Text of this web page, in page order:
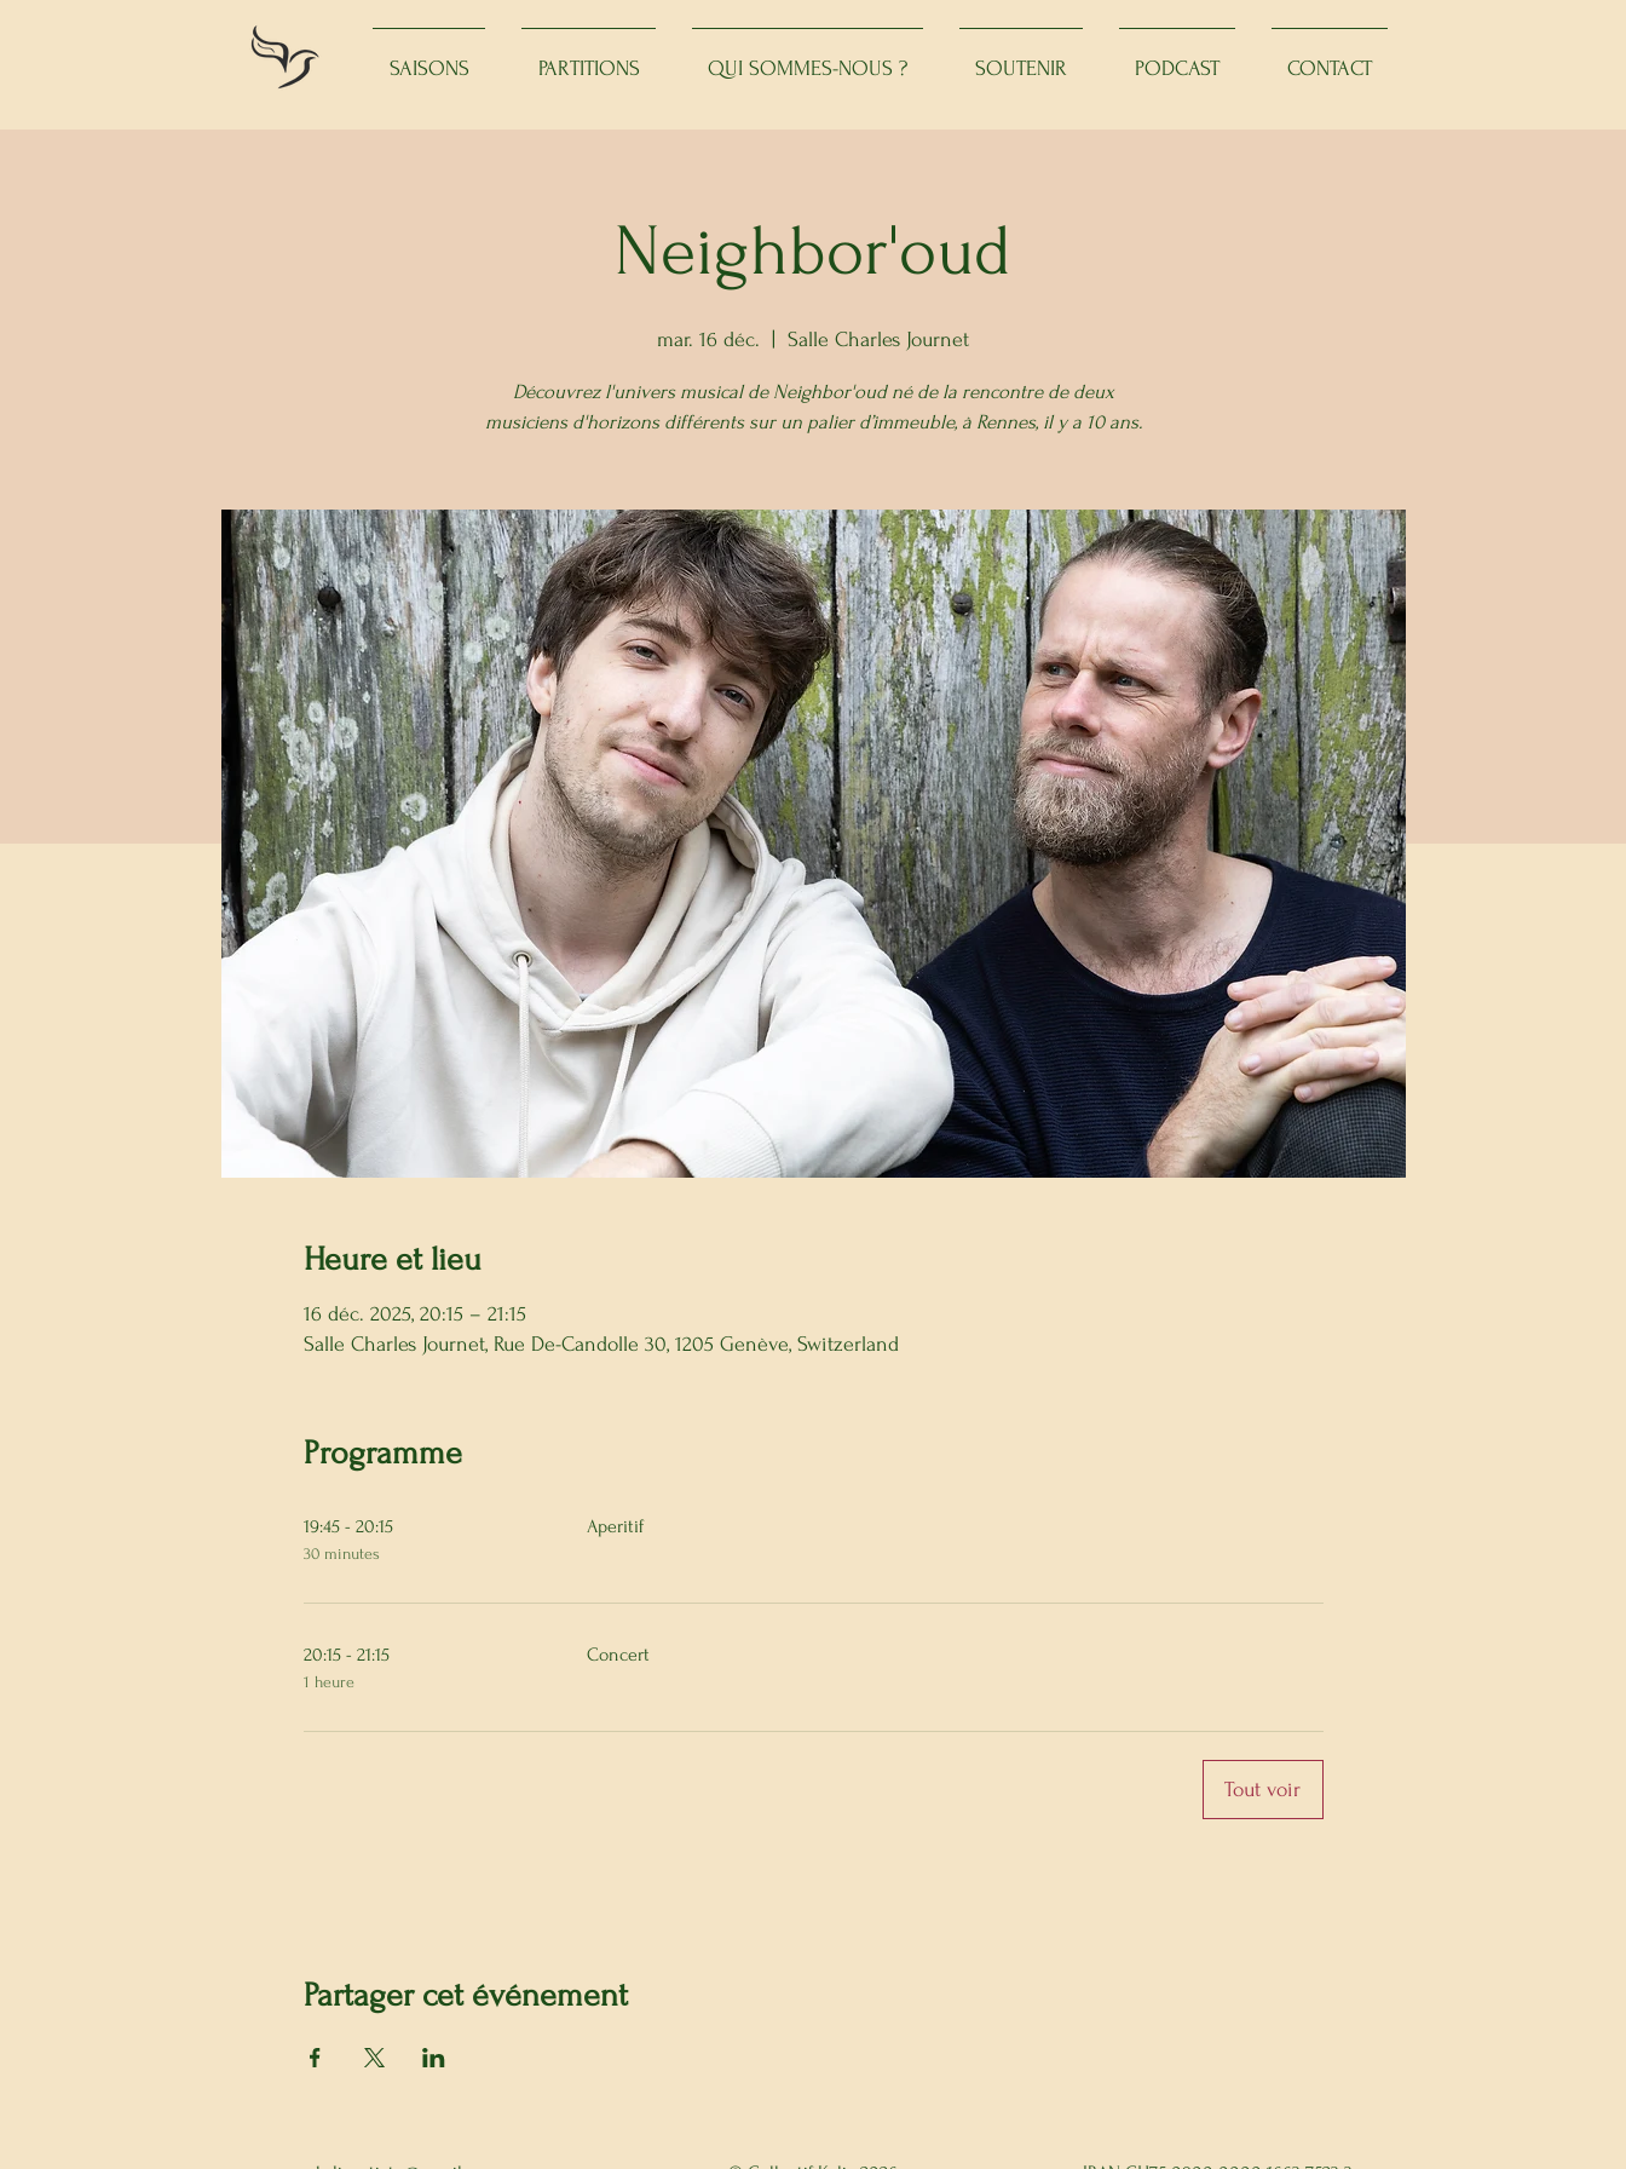
SAISONS PARTITIONS QUI SOMMES-NOUS ? SOUTENIR PODCAST CONTACT
Neighbor'oud
mar. 16 déc. Salle Charles Journet
Découvrez l'univers musical de Neighbor'oud né de la rencontre de deux
musiciens d'horizons différents sur un palier d’immeuble, à Rennes, il y a 10 ans.
Heure et lieu
16 déc. 2025, 20:15 – 21:15
Salle Charles Journet, Rue De-Candolle 30, 1205 Genève, Switzerland
Programme
19:45 - 20:15
30 minutes
Aperitif
20:15 - 21:15
1 heure
Concert
Tout voir
Partager cet événement